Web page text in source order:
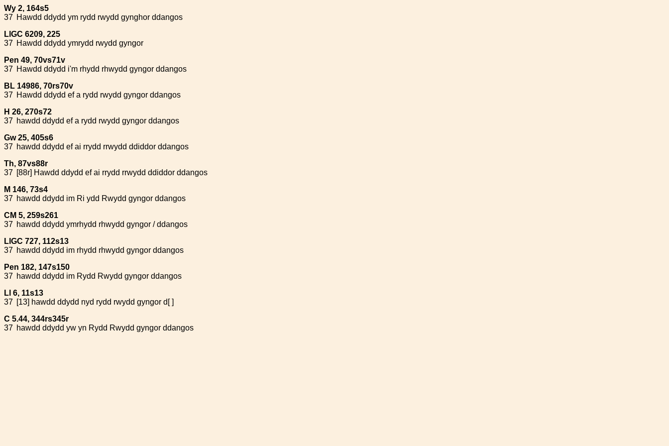
Wy 2, 164s5
37 Hawdd ddydd ym rydd rwydd gynghor ddangos
LlGC 6209, 225
37 Hawdd ddydd ymrydd rwydd gyngor
Pen 49, 70vs71v
37 Hawdd ddydd i'm rhydd rhwydd gyngor ddangos
BL 14986, 70rs70v
37 Hawdd ddydd ef a rydd rwydd gyngor ddangos
H 26, 270s72
37 hawdd ddydd ef a rydd rwydd gyngor ddangos
Gw 25, 405s6
37 hawdd ddydd ef ai rrydd rrwydd ddiddor ddangos
Th, 87vs88r
37 [88r] Hawdd ddydd ef ai rrydd rrwydd ddiddor ddangos
M 146, 73s4
37 hawdd ddydd im Ri ydd Rwydd gyngor ddangos
CM 5, 259s261
37 hawdd ddydd ymrhydd rhwydd gyngor / ddangos
LlGC 727, 112s13
37 hawdd ddydd im rhydd rhwydd gyngor ddangos
Pen 182, 147s150
37 hawdd ddydd im Rydd Rwydd gyngor ddangos
Ll 6, 11s13
37 [13] hawdd ddydd nyd rydd rwydd gyngor d[ ]
C 5.44, 344rs345r
37 hawdd ddydd yw yn Rydd Rwydd gyngor ddangos